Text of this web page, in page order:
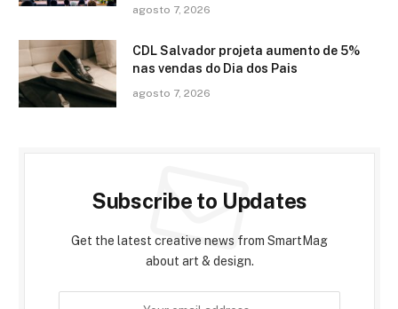
agosto 7, 2026
CDL Salvador projeta aumento de 5%
nas vendas do Dia dos Pais
agosto 7, 2026
Subscribe to Updates
Get the latest creative news from SmartMag
about art & design.